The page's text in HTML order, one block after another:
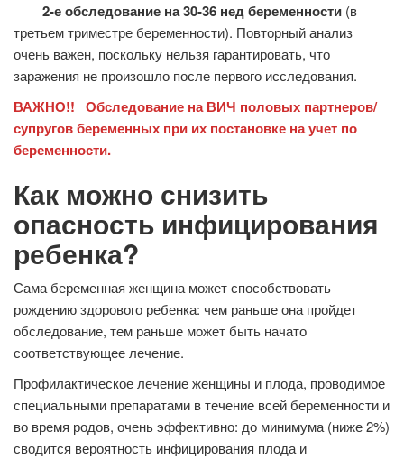
2-е обследование на 30-36 нед беременности (в
третьем триместре беременности). Повторный анализ
очень важен, поскольку нельзя гарантировать, что
заражения не произошло после первого исследования.
ВАЖНО!! Обследование на ВИЧ половых партнеров/
супругов беременных при их постановке на учет по
беременности.
Как можно снизить
опасность инфицирования
ребенка?
Сама беременная женщина может способствовать
рождению здорового ребенка: чем раньше она пройдет
обследование, тем раньше может быть начато
соответствующее лечение.
Профилактическое лечение женщины и плода, проводимое
специальными препаратами в течение всей беременности и
во время родов, очень эффективно: до минимума (ниже 2%)
сводится вероятность инфицирования плода и